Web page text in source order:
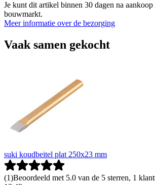
Je kunt dit artikel binnen 30 dagen na
bouwmarkt.
Meer informatie over de bezorging
Vaak samen gekocht
suki koudbeitel plat 250x23 mm
(1)Beoordeeld met 5.0 van de 5 sterren, 1